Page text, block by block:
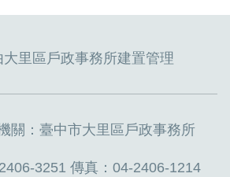
里區戶政事務所建置管理
關：臺中市大里區戶政事務所
3251 傳真：04-2406-1214